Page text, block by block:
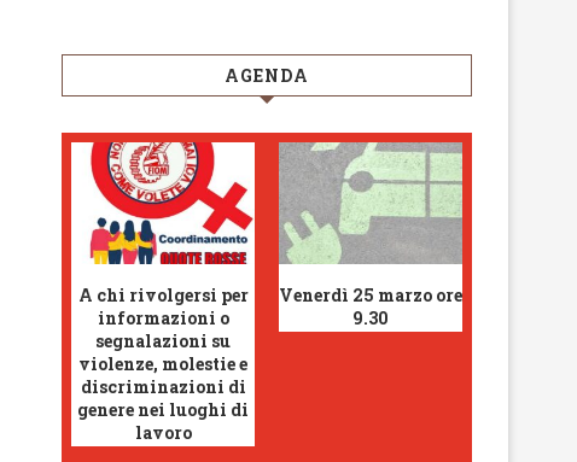
AGENDA
A chi rivolgersi per
informazioni o
segnalazioni su
violenze, molestie e
discriminazioni di
genere nei luoghi di
lavoro
Venerdì 25 marzo ore
9.30